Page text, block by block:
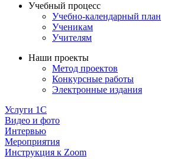
Учебный процесс
Учебно-календарный план
Ученикам
Учителям
Наши проекты
Метод проектов
Конкурсные работы
Электронные издания
Услуги 1C
Видео и фото
Интервью
Мероприятия
Инструкция к Zoom